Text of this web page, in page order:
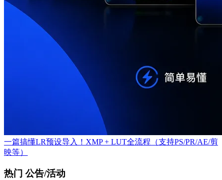
一篇搞懂LR预设导入！XMP + LUT全流程（支持PS/PR/AE/剪
映等）
热门 公告/活动